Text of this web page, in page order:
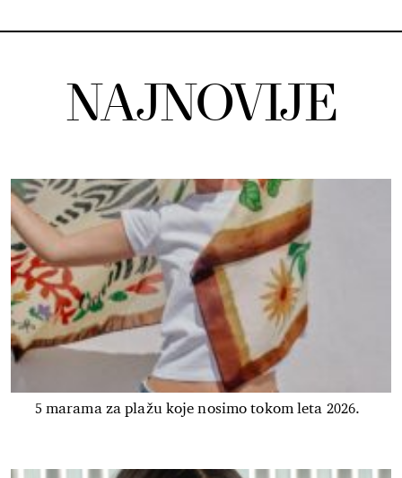
NAJNOVIJE
5 marama za plažu koje nosimo tokom leta 2026.